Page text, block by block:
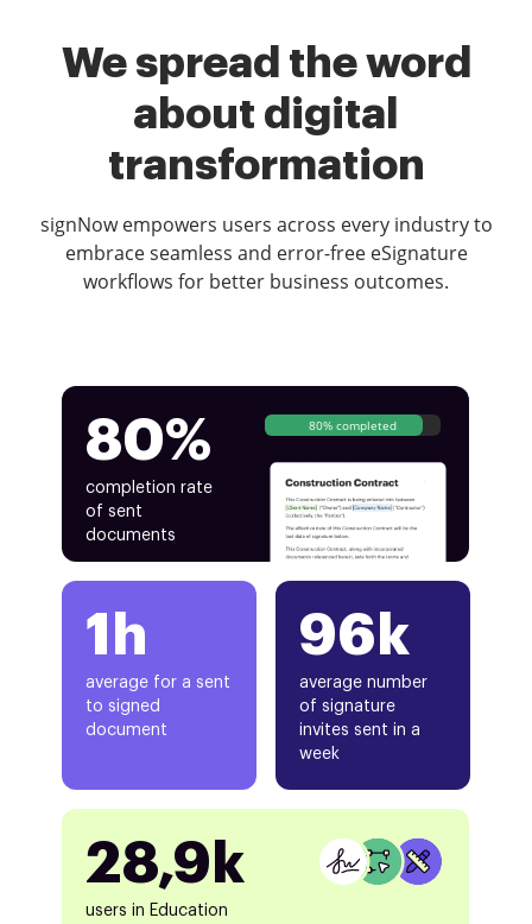
We spread the word
about digital
transformation
signNow empowers users across every industry to
embrace seamless and error-free eSignature
workflows for better business outcomes.
80%
completion rate
of sent
documents
80% completed
1h
average for a sent
to signed
document
96k
average number
of signature
invites sent in a
week
28,9k
users in Education